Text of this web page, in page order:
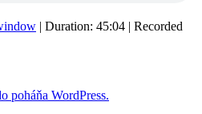
| Duration: 45:04 | Recorded
poháňa WordPress.